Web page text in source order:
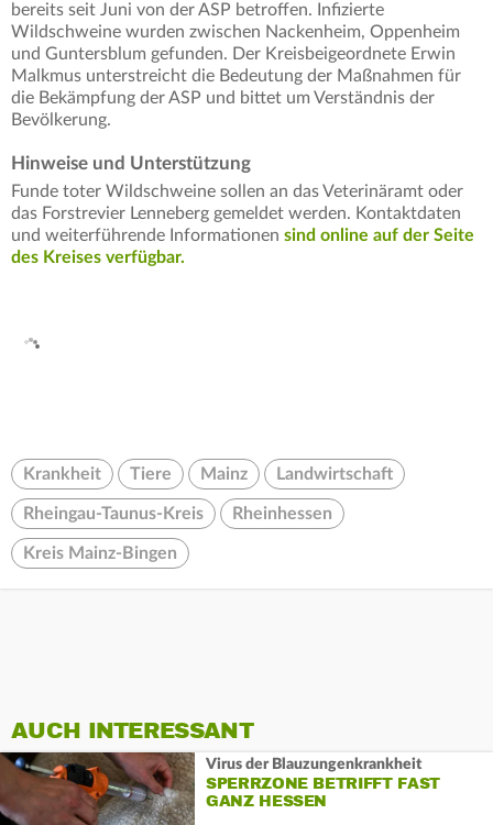
bereits seit Juni von der ASP betroffen. Infizierte
Wildschweine wurden zwischen Nackenheim, Oppenheim
und Guntersblum gefunden. Der Kreisbeigeordnete Erwin
Malkmus unterstreicht die Bedeutung der Maßnahmen für
die Bekämpfung der ASP und bittet um Verständnis der
Bevölkerung.
Hinweise und Unterstützung
Funde toter Wildschweine sollen an das Veterinäramt oder
das Forstrevier Lenneberg gemeldet werden. Kontaktdaten
und weiterführende Informationen sind online auf der Seite
des Kreises verfügbar.
Krankheit Tiere Mainz Landwirtschaft
Rheingau-Taunus-Kreis Rheinhessen
Kreis Mainz-Bingen
AUCH INTERESSANT
Virus der Blauzungenkrankheit
SPERRZONE BETRIFFT FAST
GANZ HESSEN